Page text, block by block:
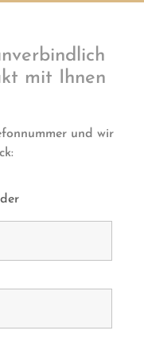
mit Ihnen
und wir